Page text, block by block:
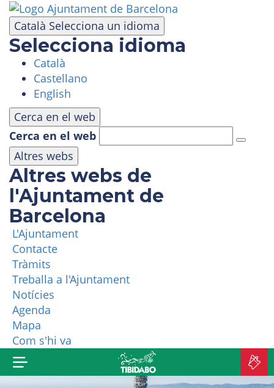
Català Selecciona un idioma
Selecciona idioma
Català
Castellano
English
Cerca en el web
Cerca en el web
Altres webs
Altres webs de
l'Ajuntament de
Barcelona
L'Ajuntament
Contacte
Tràmits
Treballa a l'Ajuntament
Notícies
Agenda
Mapa
Com s'hi va
Vés
contingut
VISITA
PARC D'ATRACCIONS
ÀREA PANORÀMICA
MASIA TIBIDABO
FUNICULAR
TIBICLUB
QUI SOM?
MÉS PRODUCTES